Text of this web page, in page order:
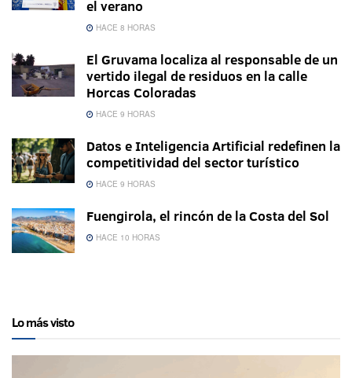
el verano
HACE 8 HORAS
El Gruvama localiza al responsable de un
vertido ilegal de residuos en la calle
Horcas Coloradas
HACE 9 HORAS
Datos e Inteligencia Artificial redefinen la
competitividad del sector turístico
HACE 9 HORAS
Fuengirola, el rincón de la Costa del Sol
HACE 10 HORAS
Lo más visto